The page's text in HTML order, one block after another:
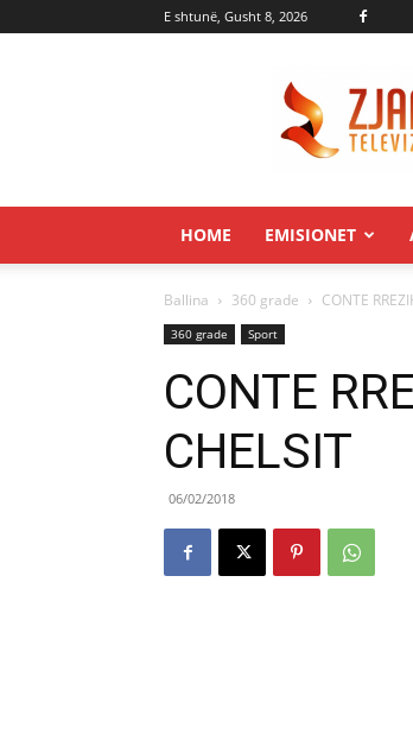
E shtunë, Gusht 8, 2026
HOME EMISIONET
Ballina 360 grade CONTE
360 grade Sport
CONTE
CHELSIT
06/02/2018